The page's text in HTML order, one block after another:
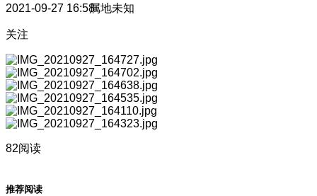
2021-09-27 16:58属地未知
关注
82阅读
推荐阅读